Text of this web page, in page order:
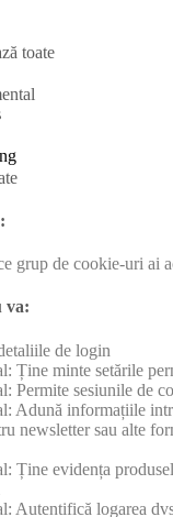
toate
grup de cookie-uri ai
va:
de login
Ține minte setările
Permite sesiunile de
Adună informațiile
newsletter sau alte
Ține evidența
Autentifică logarea